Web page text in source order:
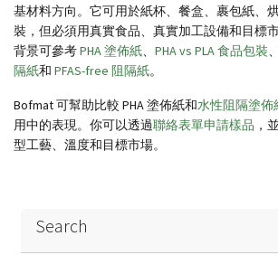
基材料方向。它可用於紙杯、餐盒、裹包紙、
裝，但必須用真實食品、真實加工設備和目標
背景可參考PHA 塗佈紙 PHA vs PLA 食品包裝
隔紙和 PFAS-free 阻隔紙。
Bofmat 可幫助比較 PHA 塗佈紙和水性阻隔塗佈
用中的表現。你可以透過聯絡表單申請樣品 ，
型工藝、溫度和目標市場。
Search